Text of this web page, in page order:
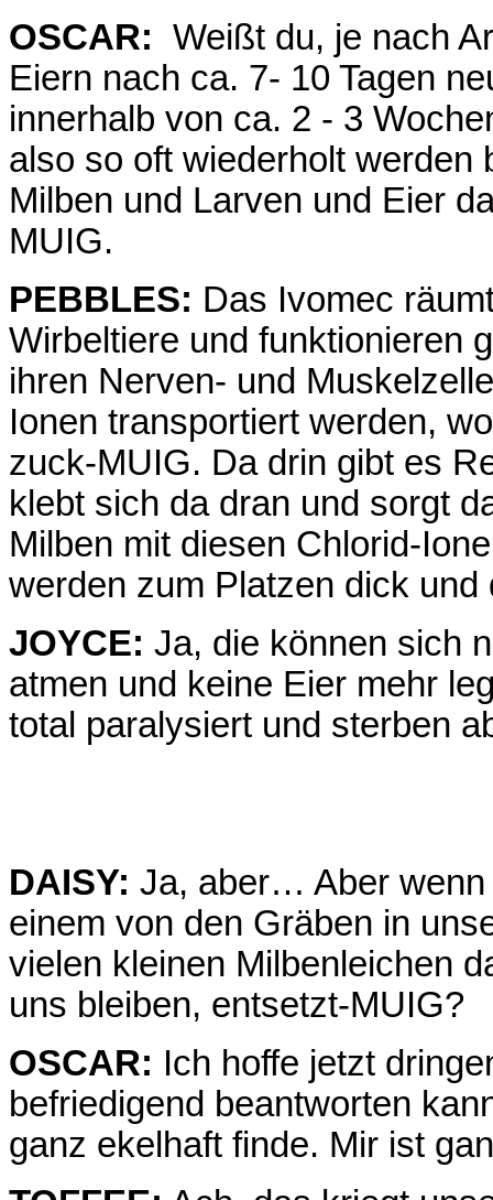
OSCAR: Weißt du, je nach
Eiern nach ca. 7- 10 Tagen
innerhalb von ca. 2 - 3
also so oft wiederholt
Milben und Larven und Eier
MUIG.
PEBBLES: Das Ivomec
Wirbeltiere und funktionieren
ihren Nerven- und
Ionen transportiert werden,
zuck-MUIG. Da drin gibt es
klebt sich da dran und sorgt
Milben mit diesen Chlorid-
werden zum Platzen dick
JOYCE: Ja, die können sich
atmen und keine Eier mehr
total paralysiert und sterben
DAISY: Ja, aber… Aber wenn
einem von den Gräben in
vielen kleinen Milbenleichen
uns bleiben, entsetzt-MUIG?
OSCAR: Ich hoffe jetzt
befriedigend beantworten
ganz ekelhaft finde. Mir ist